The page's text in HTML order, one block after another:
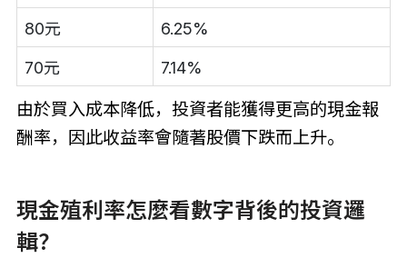
80元 6.25%
70元 7.14%
由於買入成本降低，投資者能獲得更高的現金報
酬率，因此收益率會隨著股價下跌而上升。
現金殖利率怎麼看數字背後的投資邏
輯？